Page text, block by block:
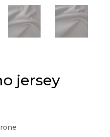
jersey